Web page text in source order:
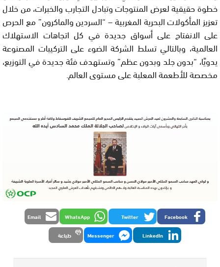
خطوة حقيقية لعرض المنتوجات وتبادل التجارب والخبرات، من خلال
تعزيز المأكولات البحرية المغربية – “السردين والماكرون” مع الحرص
على الانفتاح على أسواق جديدة في كل اتجاهات الاستهلاك
العالمية، وبالتالي تسلط الشركة الضوء على التركيبات المصنوعة
يدويًا، “بدون جلد وبدون عظم” وتستهدف فئة جديدة في التوزيع،
مخصصة للأطعمة المعلبة على مستوى العالم.
Facebook
Twitter
WhatsApp
Email
LinkedIn
Messenger طباعة